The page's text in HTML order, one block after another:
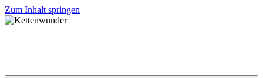
Zum Inhalt springen